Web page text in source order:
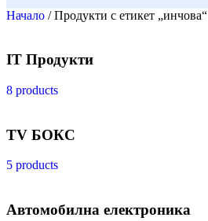
Начало / Продукти с етикет „инчова“
IT Продукти
8 products
TV БОКС
5 products
Автомобилна електроника